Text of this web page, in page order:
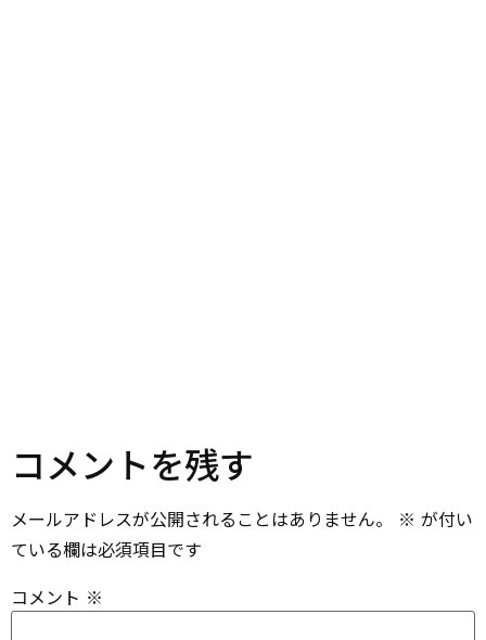
コメントを残す
メールアドレスが公開されることはありません。 ※ が付い
ている欄は必須項目です
コメント ※